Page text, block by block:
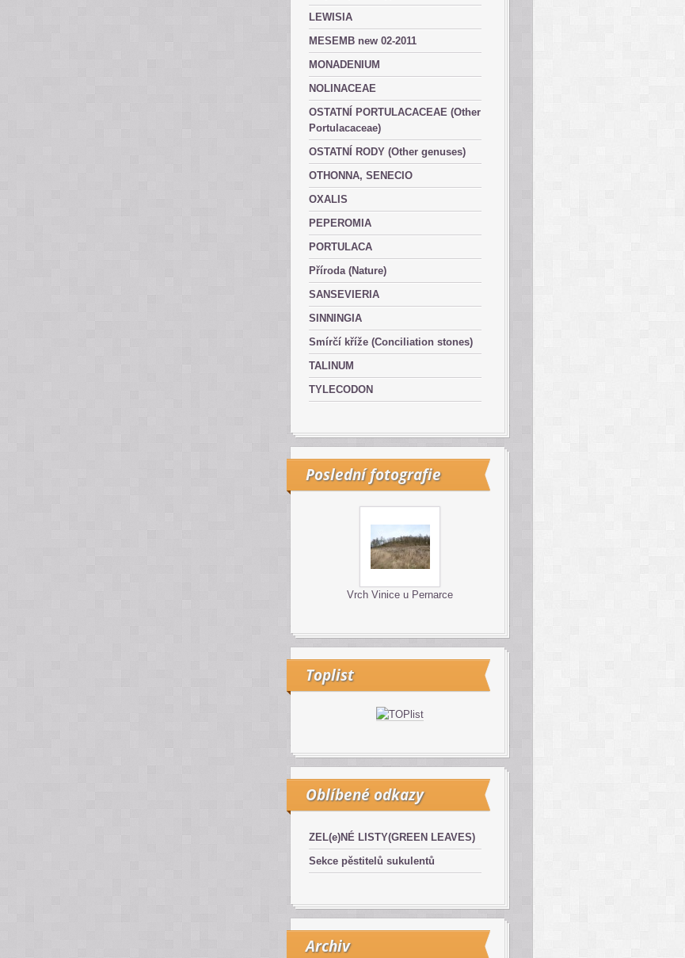
LEWISIA
MESEMB new 02-2011
MONADENIUM
NOLINACEAE
OSTATNÍ PORTULACACEAE (Other
Portulacaceae)
OSTATNÍ RODY (Other genuses)
OTHONNA, SENECIO
OXALIS
PEPEROMIA
PORTULACA
Příroda (Nature)
SANSEVIERIA
SINNINGIA
Smírčí kříže (Conciliation stones)
TALINUM
TYLECODON
Poslední fotografie
Vrch Vinice u Pernarce
Toplist
Oblíbené odkazy
ZEL(e)NÉ LISTY(GREEN LEAVES)
Sekce pěstitelů sukulentů
Archiv